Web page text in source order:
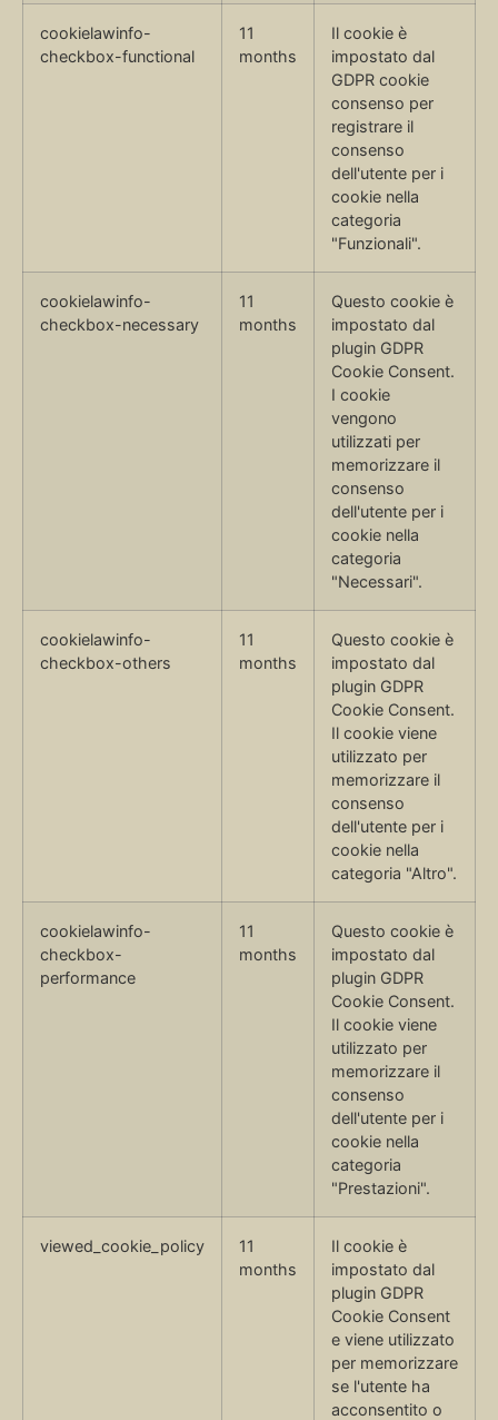
cookielawinfo-
checkbox-functional
11
months
Il cookie è
impostato dal
GDPR cookie
consenso per
registrare il
consenso
dell'utente per i
cookie nella
categoria
"Funzionali".
cookielawinfo-
checkbox-necessary
11
months
Questo cookie è
impostato dal
plugin GDPR
Cookie Consent.
I cookie
vengono
utilizzati per
memorizzare il
consenso
dell'utente per i
cookie nella
categoria
"Necessari".
cookielawinfo-
checkbox-others
11
months
Questo cookie è
impostato dal
plugin GDPR
Cookie Consent.
Il cookie viene
utilizzato per
memorizzare il
consenso
dell'utente per i
cookie nella
categoria "Altro".
cookielawinfo-
checkbox-
performance
11
months
Questo cookie è
impostato dal
plugin GDPR
Cookie Consent.
Il cookie viene
utilizzato per
memorizzare il
consenso
dell'utente per i
cookie nella
categoria
"Prestazioni".
viewed_cookie_policy
11
months
Il cookie è
impostato dal
plugin GDPR
Cookie Consent
e viene utilizzato
per memorizzare
se l'utente ha
acconsentito o